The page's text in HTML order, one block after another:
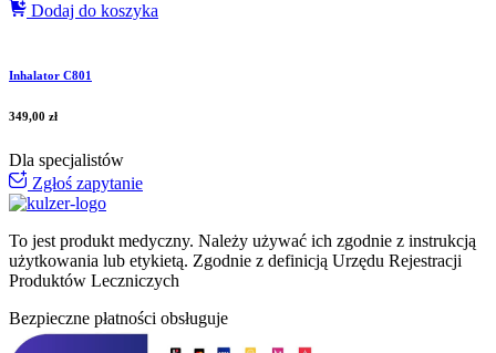
Dodaj do koszyka
Inhalator C801
349,00 zł
Dla specjalistów
Zgłoś zapytanie
To jest produkt medyczny. Należy używać ich zgodnie z instrukcją
użytkowania lub etykietą. Zgodnie z definicją Urzędu Rejestracji
Produktów Leczniczych
Bezpieczne płatności obsługuje